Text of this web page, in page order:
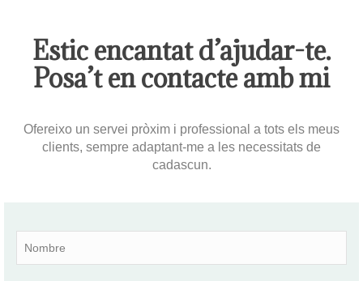
Estic encantat d’ajudar-te.
Posa’t en contacte amb mi
Ofereixo un servei pròxim i professional a tots els meus
clients, sempre adaptant-me a les necessitats de
cadascun.